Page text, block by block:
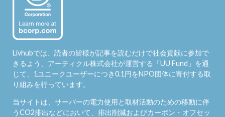
Livhubでは、読者の皆様が記事を読むだけで社会貢献に参加で
きるよう、アーティクル株式会社が運営する「UU Fund 」を通
じて、1ユニークユーザーにつき0.1円をNPO団体に寄付する取
り組みを行っています。
当サイトは、サーバーの電力使用と取材活動のための移動に伴
うCO2排出などにおいて、排出削減およびカーボン・オフセッ